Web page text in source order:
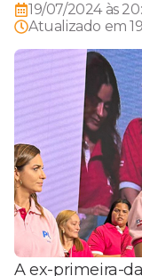
19/07/2024 às
Atualizado em
A ex-primeira-